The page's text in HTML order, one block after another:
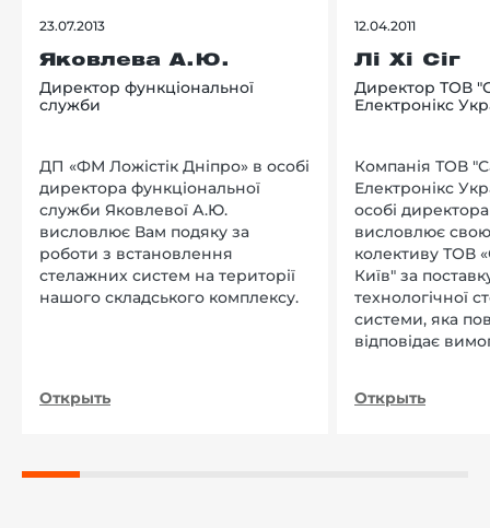
23.07.2013
Яковлева А.Ю.
Директор функціональної
служби
ДП «ФМ Ложістік Дніпро» в особі
директора функціональної
служби Яковлевої А.Ю.
висловлює Вам подяку за
роботи з встановлення
стелажних систем на території
нашого складського комплексу.
Открыть
12.04.2011
Лі Хі Сіг
Директор ТОВ
Електронікс
Компанія ТОВ
Електронікс
особі
висловлює
колективу ТОВ
Київ" за
технологічної
системи, яка
відповідає
Открыть